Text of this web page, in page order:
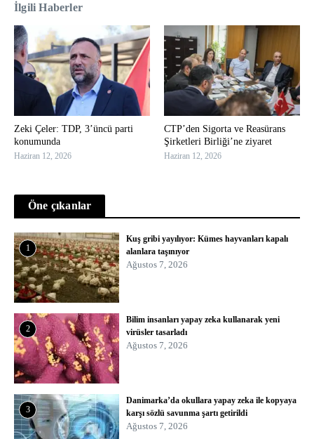
İlgili Haberler
Zeki Çeler: TDP, 3’üncü parti
konumunda
Haziran 12, 2026
CTP’den Sigorta ve Reasürans
Şirketleri Birliği’ne ziyaret
Haziran 12, 2026
Öne çıkanlar
1
Kuş gribi yayılıyor: Kümes hayvanları kapalı
alanlara taşınıyor
Ağustos 7, 2026
2
Bilim insanları yapay zeka kullanarak yeni
virüsler tasarladı
Ağustos 7, 2026
3
Danimarka’da okullara yapay zeka ile kopyaya
karşı sözlü savunma şartı getirildi
Ağustos 7, 2026